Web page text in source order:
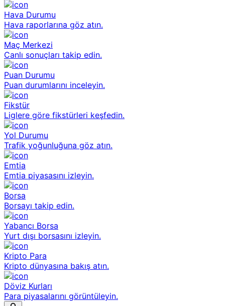
Hava Durumu
Hava raporlarına göz atın.
Maç Merkezi
Canlı sonuçları takip edin.
Puan Durumu
Puan durumlarını inceleyin.
Fikstür
Liglere göre fikstürleri keşfedin.
Yol Durumu
Trafik yoğunluğuna göz atın.
Emtia
Emtia piyasasını izleyin.
Borsa
Borsayı takip edin.
Yabancı Borsa
Yurt dışı borsasını izleyin.
Kripto Para
Kripto dünyasına bakış atın.
Döviz Kurları
Para piyasalarını görüntüleyin.